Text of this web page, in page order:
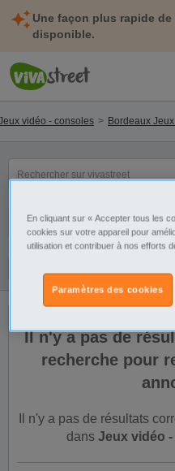
Une façon plus rapide
disponible.
vidéo - consoles Bordeaux
clé(s)
Catégorie
Il n'y a pas de
recherche pour
Il n'y a pas de résultats
dans Jeux vidéo
En cliquant sur « Accepter tous les
cookies sur votre appareil pour
utilisation et contribuer à nos efforts
Paramètres des cookies